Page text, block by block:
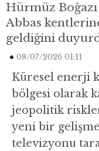
Hürmüz Boğazı
Abbas
geldiğini
08/07/2026 01:11
Küresel enerji
bölgesi olarak
jeopolitik
yeni bir
televizyonu